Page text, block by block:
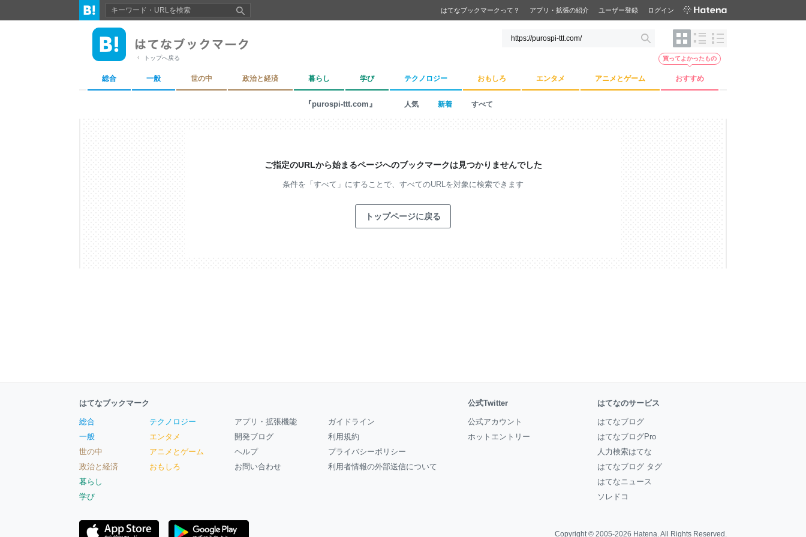
はてなブックマークって？ アプリ・拡張の紹介 ユーザー登録 ログイン
トップへ戻る
総合 一般 世の中 政治と経済 暮らし 学び テクノロジー おもしろ エンタメ アニメとゲーム おすすめ
買ってよかったもの
『purospi-ttt.com』 人気 新着 すべて
ご指定のURLから始まるページへのブックマークは見つかりませんでした
条件を「すべて」にすることで、 すべてのURLを対象に検索できます
トップページに戻る
はてなブックマーク
総合
一般
世の中
政治と経済
暮らし
学び
テクノロジー
エンタメ
アニメとゲーム
おもしろ
アプリ・拡張機能
開発ブログ
ヘルプ
お問い合わせ
ガイドライン
利用規約
プライバシーポリシー
利用者情報の外部送信について
公式Twitter
公式アカウント
ホットエントリー
はてなのサービス
はてなブログ
はてなブログPro
人力検索はてな
はてなブログ タグ
はてなニュース
ソレドコ
Copyright © 2005-2026 Hatena. All Rights Reserved.